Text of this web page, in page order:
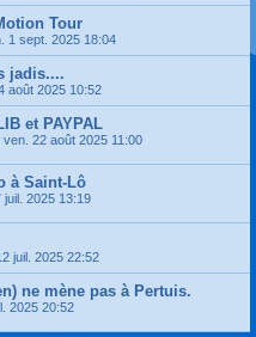
Tour
1 sept. 2025 18:04
jadis....
août 2025 10:52
et PAYPAL
ven. 22 août 2025 11:00
à Saint-Lô
juil. 2025 13:19
juil. 2025 22:52
ne mène pas à Pertuis.
2025 20:52